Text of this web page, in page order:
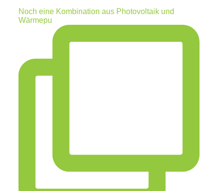
Noch eine Kombination aus Photovoltaik und
Wärmepu